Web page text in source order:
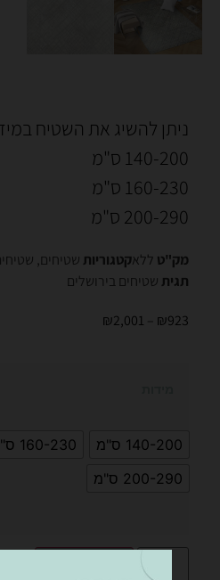
ניתן להשיג את השטיח
140-200 ס"מ
160-230 ס"מ
200-290 ס"מ
מק"ט ללאקטגוריות שטיחים,
תגית שטיחים בירושלים
₪923
₪2,001
140-200 ס"מ
160-230 ס"מ
200-290 ס"מ